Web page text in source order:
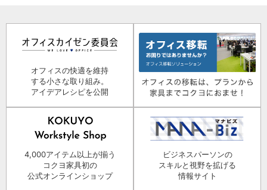
オフィスの快適を維持
する小さな取り組み。
アイデアレシピを公開
4,000アイテム以上が揃う
コクヨ家具初の
公式オンラインショップ
ビジネスパーソンの
スキルと視野を拡げる
情報サイト